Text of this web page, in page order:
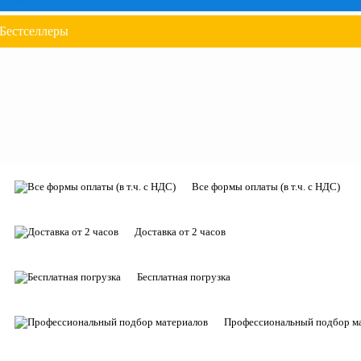
Бестселлеры
Все формы оплаты (в т.ч. с НДС)
Доставка от 2 часов
Бесплатная погрузка
Профессиональный подбор